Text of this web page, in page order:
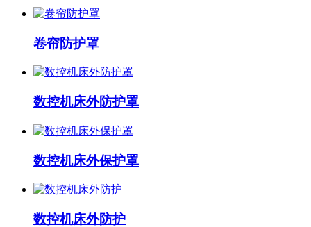
卷帘防护罩
数控机床外防护罩
数控机床外保护罩
数控机床外防护